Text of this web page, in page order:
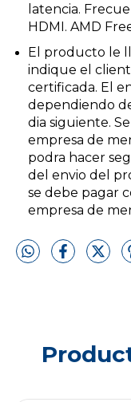
latencia.
HDMI. AMD
El producto le
indique el
certificada. El
dependiendo
dia siguiente.
empresa de
podra hacer
del envio del
se debe pagar
empresa de